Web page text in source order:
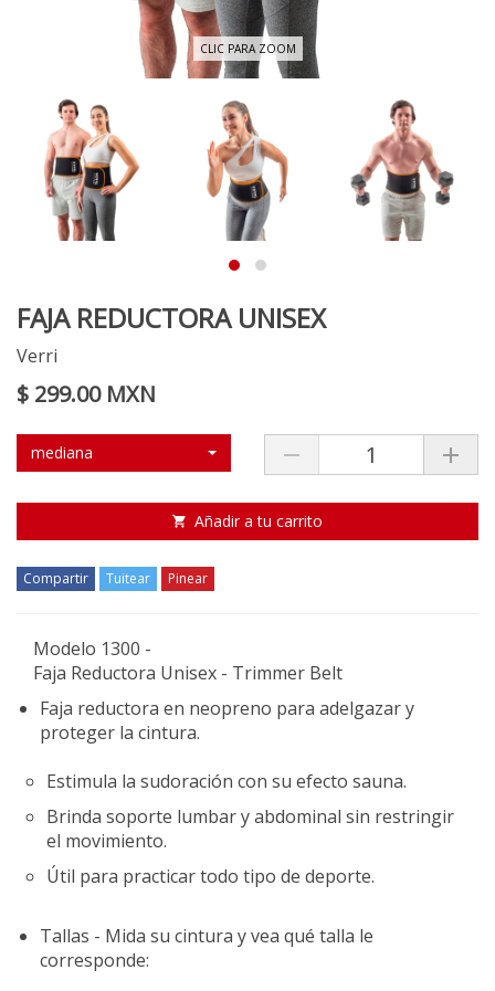
CLIC PARA ZOOM
FAJA REDUCTORA UNISEX
Verri
$ 299.00 MXN
mediana
Añadir a tu carrito
Compartir Tuitear Pinear
Modelo 1300 -
Faja Reductora Unisex - Trimmer Belt
Faja reductora en neopreno para adelgazar y
proteger la cintura.
Estimula la sudoración con su efecto sauna.
Brinda soporte lumbar y abdominal sin restringir
el movimiento.
Útil para practicar todo tipo de deporte.
Tallas - Mida su cintura y vea qué talla le
corresponde: